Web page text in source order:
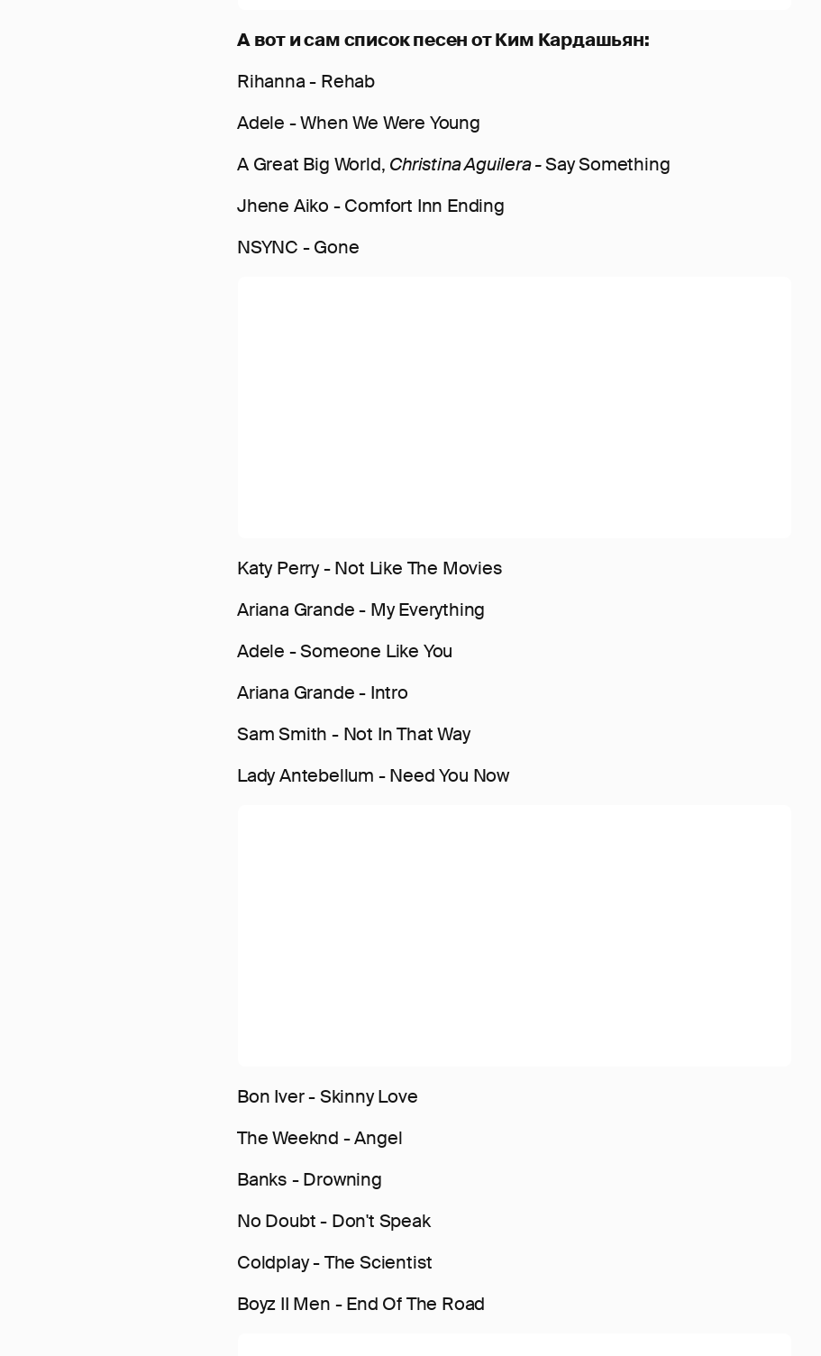
А вот и сам список песен от Ким Кардашьян:
Rihanna - Rehab
Adele - When We Were Young
A Great Big World, Christina Aguilera-Say Something
Jhene Aiko - Comfort Inn Ending
NSYNC - Gone
Katy Perry - Not Like The Movies
Ariana Grande - My Everything
Adele - Someone Like You
Ariana Grande - Intro
Sam Smith - Not In That Way
Lady Antebellum - Need You Now
Bon Iver - Skinny Love
The Weeknd - Angel
Banks - Drowning
No Doubt - Don't Speak
Coldplay - The Scientist
Boyz II Men - End Of The Road